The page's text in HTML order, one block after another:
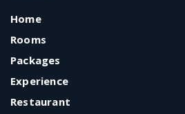
Home
Rooms
Packages
Experience
Restaurant